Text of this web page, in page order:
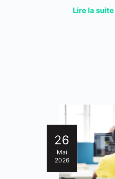
Lire la suite
26
Mai
2026